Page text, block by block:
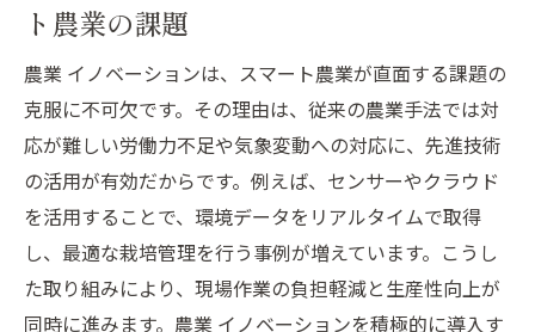
ト農業の課題
農業 イノベーションは、スマート農業が直面する課題の
克服に不可欠です。その理由は、従来の農業手法では対
応が難しい労働力不足や気象変動への対応に、先進技術
の活用が有効だからです。例えば、センサーやクラウド
を活用することで、環境データをリアルタイムで取得
し、最適な栽培管理を行う事例が増えています。こうし
た取り組みにより、現場作業の負担軽減と生産性向上が
同時に進みます。農業 イノベーションを積極的に導入す